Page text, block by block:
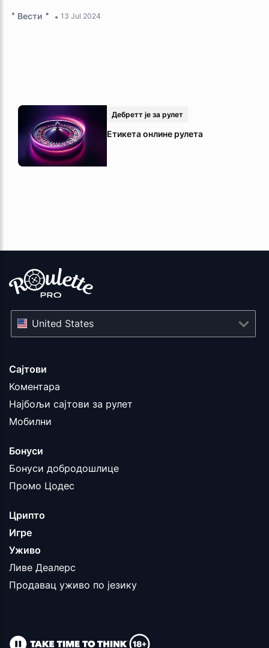
Вести 13 Jul 2024
Дебретт је за рулет
Етикета онлине рулета
Сајтови
Коментара
Најбољи сајтови за рулет
Мобилни
Бонуси
Бонуси добродошлице
Промо Цодес
Црипто
Игре
Уживо
Ливе Деалерс
Продавац уживо по језику
United States